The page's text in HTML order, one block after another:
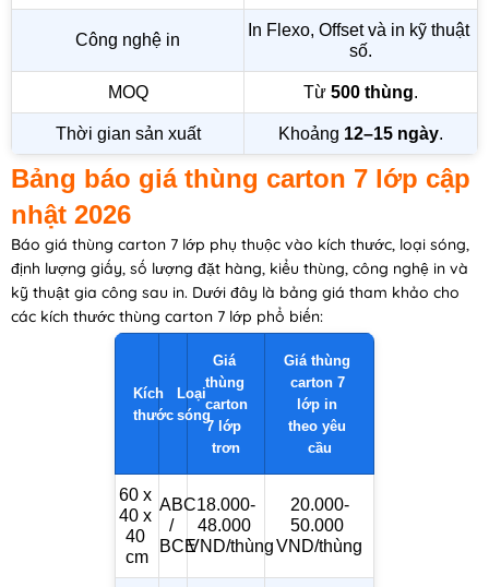
Công nghệ in
In Flexo, Offset và in kỹ thuật
số.
MOQ Từ 500 thùng.
Thời gian sản xuất Khoảng 12–15 ngày.
Bảng báo giá thùng carton 7 lớp cập
nhật 2026
Báo giá thùng carton 7 lớp phụ thuộc vào kích thước, loại sóng,
định lượng giấy, số lượng đặt hàng, kiểu thùng, công nghệ in và
kỹ thuật gia công sau in. Dưới đây là bảng giá tham khảo cho
các kích thước thùng carton 7 lớp phổ biến:
Kích
thước
Loại
sóng
Giá
thùng
carton
7 lớp
trơn
Giá thùng
carton 7
lớp in
theo yêu
cầu
60 x
40 x
40
cm
ABC
/
BCE
18.000-
48.000
VND/thùng
20.000-
50.000
VND/thùng